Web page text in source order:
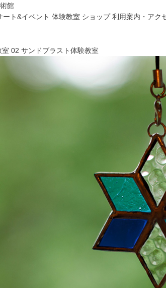
ート&イベント 体験教室 ショップ 利用案内・アク
室 02 サンドブラスト体験教室